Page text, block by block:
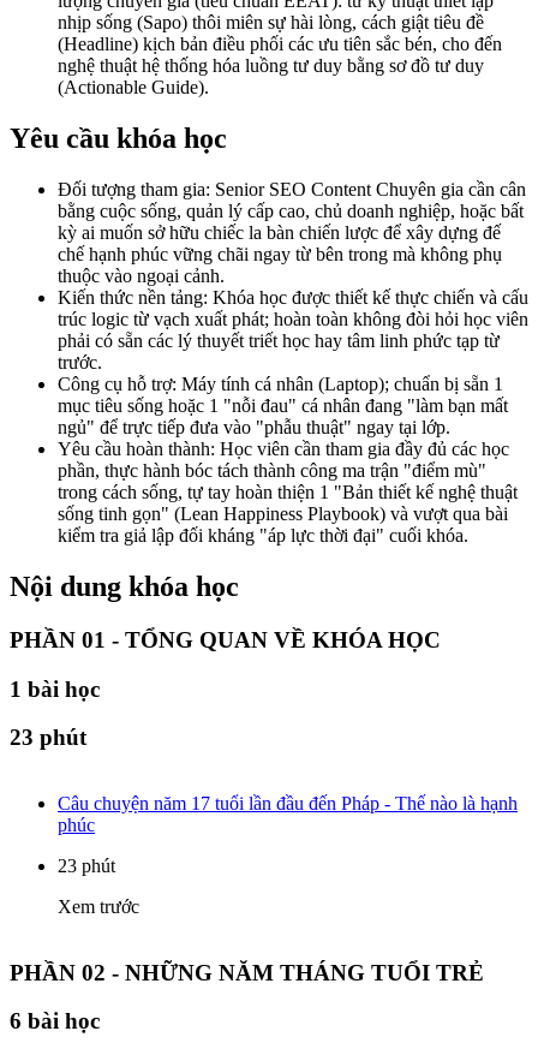
nhịp sống (Sapo) thôi miên sự hài lòng, cách giật tiêu đề
(Headline) kịch bản điều phối các ưu tiên sắc bén, cho đến
nghệ thuật hệ thống hóa luồng tư duy bằng sơ đồ tư duy
(Actionable Guide).
Yêu cầu khóa học
Đối tượng tham gia: Senior SEO Content Chuyên gia cần cân
bằng cuộc sống, quản lý cấp cao, chủ doanh nghiệp, hoặc bất
kỳ ai muốn sở hữu chiếc la bàn chiến lược để xây dựng đế
chế hạnh phúc vững chãi ngay từ bên trong mà không phụ
thuộc vào ngoại cảnh.
Kiến thức nền tảng: Khóa học được thiết kế thực chiến và cấu
trúc logic từ vạch xuất phát; hoàn toàn không đòi hỏi học viên
phải có sẵn các lý thuyết triết học hay tâm linh phức tạp từ
trước.
Công cụ hỗ trợ: Máy tính cá nhân (Laptop); chuẩn bị sẵn 1
mục tiêu sống hoặc 1 "nỗi đau" cá nhân đang "làm bạn mất
ngủ" để trực tiếp đưa vào "phẫu thuật" ngay tại lớp.
Yêu cầu hoàn thành: Học viên cần tham gia đầy đủ các học
phần, thực hành bóc tách thành công ma trận "điểm mù"
trong cách sống, tự tay hoàn thiện 1 "Bản thiết kế nghệ thuật
sống tinh gọn" (Lean Happiness Playbook) và vượt qua bài
kiểm tra giả lập đối kháng "áp lực thời đại" cuối khóa.
Nội dung khóa học
PHẦN 01 - TỔNG QUAN VỀ KHÓA HỌC
1 bài học
23 phút
Câu chuyện năm 17 tuổi lần đầu đến Pháp - Thế nào là hạnh
phúc
23 phút
Xem trước
PHẦN 02 - NHỮNG NĂM THÁNG TUỔI TRẺ
6 bài học